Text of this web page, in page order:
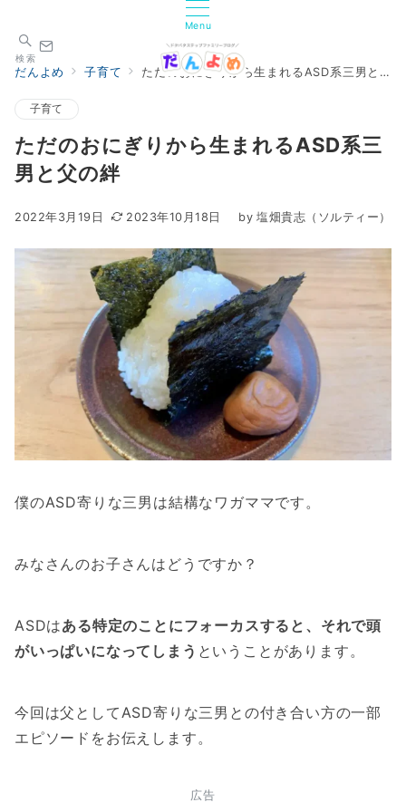
Menu
検索
だんよめ 子育て ただのおにぎりから生まれるASD系三男と父の絆
子育て
ただのおにぎりから生まれるASD系三
男と父の絆
2022年3月19日 2023年10月18日 by 塩畑貴志（ソルティー）
僕のASD寄りな三男は結構なワガママです。
みなさんのお子さんはどうですか？
ASDはある特定のことにフォーカスすると、それで頭
がいっぱいになってしまう ということがあります。
今回は父としてASD寄りな三男との付き合い方の一部
エピソードをお伝えします。
広告